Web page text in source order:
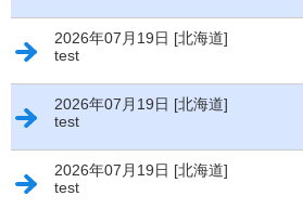
2026年07月19日 [北海道]
test
2026年07月19日 [北海道]
test
2026年07月19日 [北海道]
test